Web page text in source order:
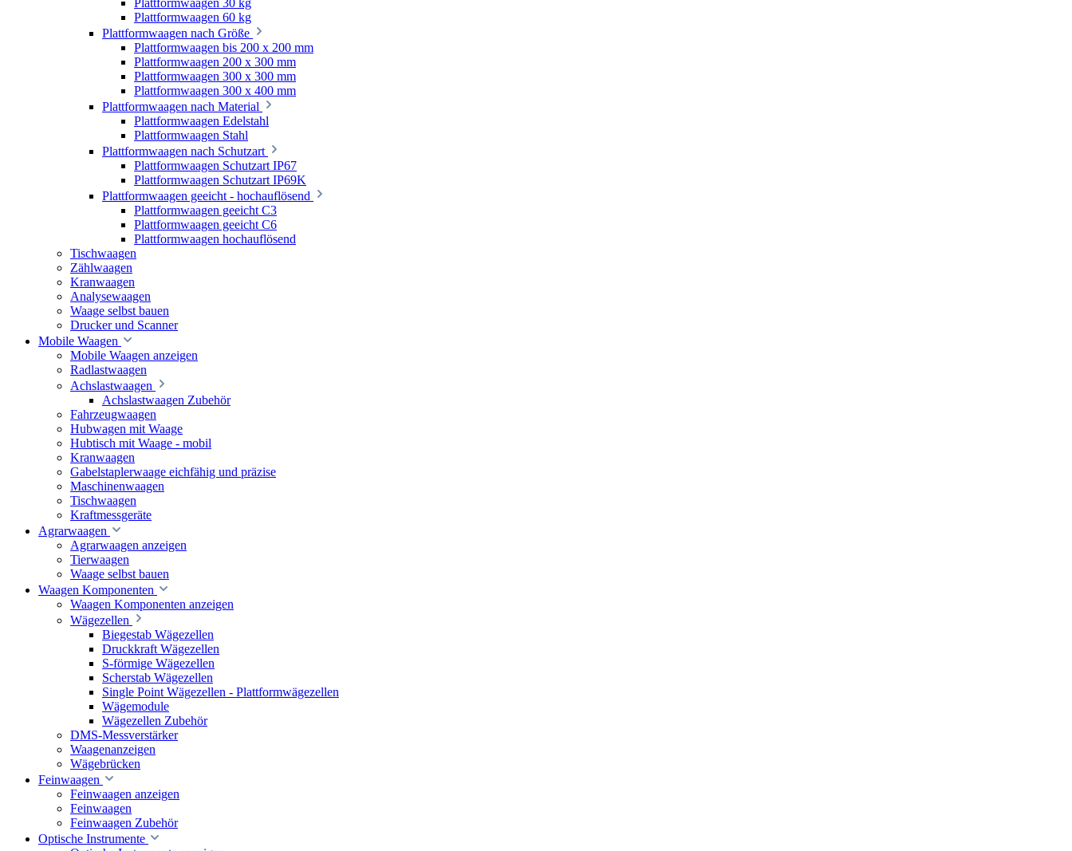
Plattformwaagen 60 kg
Plattformwaagen nach Größe
Plattformwaagen bis 200 x 200 mm
Plattformwaagen 200 x 300 mm
Plattformwaagen 300 x 300 mm
Plattformwaagen 300 x 400 mm
Plattformwaagen nach Material
Plattformwaagen Edelstahl
Plattformwaagen Stahl
Plattformwaagen nach Schutzart
Plattformwaagen Schutzart IP67
Plattformwaagen Schutzart IP69K
Plattformwaagen geeicht - hochauflösend
Plattformwaagen geeicht C3
Plattformwaagen geeicht C6
Plattformwaagen hochauflösend
Tischwaagen
Zählwaagen
Kranwaagen
Analysewaagen
Waage selbst bauen
Drucker und Scanner
Mobile Waagen
Mobile Waagen anzeigen
Radlastwaagen
Achslastwaagen
Achslastwaagen Zubehör
Fahrzeugwaagen
Hubwagen mit Waage
Hubtisch mit Waage - mobil
Kranwaagen
Gabelstaplerwaage eichfähig und präzise
Maschinenwaagen
Tischwaagen
Kraftmessgeräte
Agrarwaagen
Agrarwaagen anzeigen
Tierwaagen
Waage selbst bauen
Waagen Komponenten
Waagen Komponenten anzeigen
Wägezellen
Biegestab Wägezellen
Druckkraft Wägezellen
S-förmige Wägezellen
Scherstab Wägezellen
Single Point Wägezellen - Plattformwägezellen
Wägemodule
Wägezellen Zubehör
DMS-Messverstärker
Waagenanzeigen
Wägebrücken
Feinwaagen
Feinwaagen anzeigen
Feinwaagen
Feinwaagen Zubehör
Optische Instrumente